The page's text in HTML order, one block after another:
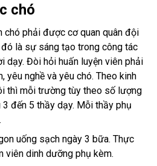
chó
chó phải được cơ quan quân đội
là sự sáng tạo trong công tác
dạy. Đòi hỏi huấn luyện viên phải
yêu nghề và yêu chó. Theo kinh
thì mỗi trường tùy theo số lượng
đến 5 thầy dạy. Mỗi thầy phụ
uống sạch ngày 3 bữa. Thực
viên dinh dưỡng phụ kèm.